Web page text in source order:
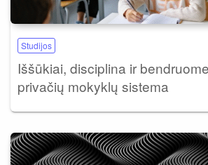
Studijos
Iššūkiai, disciplina ir
privačių mokyklų sistema